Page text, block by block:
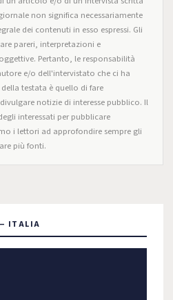
non significa necessariamente
dei contenuti in esso espressi. Gli
pareri, interpretazioni e
Pertanto, le responsabilità
e/o dell'intervistato che ci ha
testata è quello di fare
notizie di interesse pubblico. Il
interessati per pubblicare
i lettori ad approfondire sempre gli
più fonti.
ITALIA